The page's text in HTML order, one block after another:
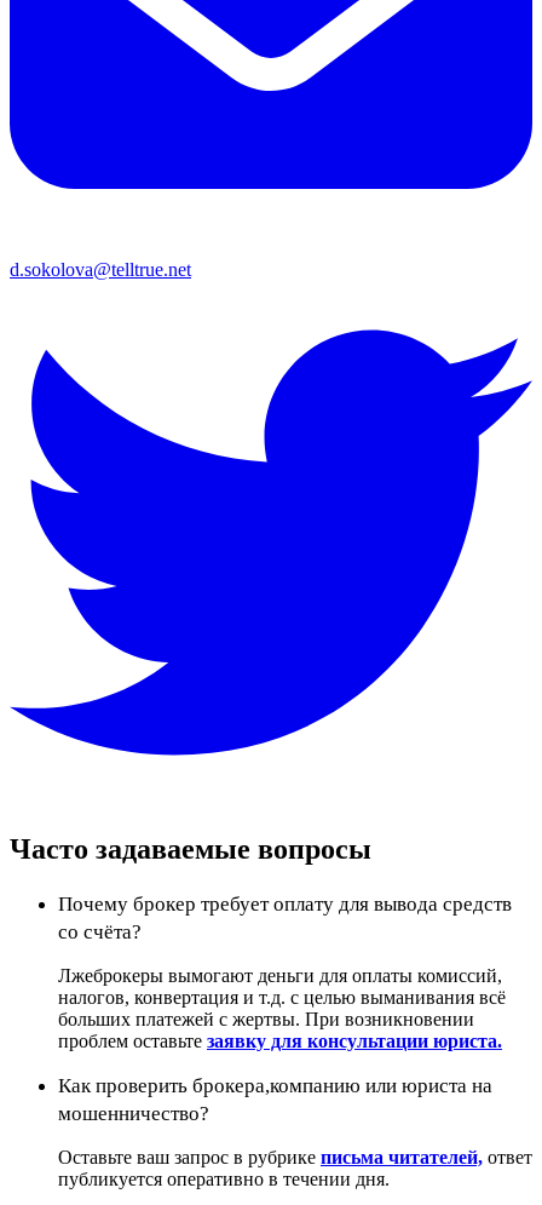
d.sokolova@telltrue.net
Часто задаваемые вопросы
Почему брокер требует оплату для вывода средств
со счёта?
Лжеброкеры вымогают деньги для оплаты комиссий,
налогов, конвертация и т.д. с целью выманивания всё
больших платежей с жертвы. При возникновении
проблем оставьте заявку для консультации юриста.
Как проверить брокера,компанию или юриста на
мошенничество?
Оставьте ваш запрос в рубрике письма читателей, ответ
публикуется оперативно в течении дня.